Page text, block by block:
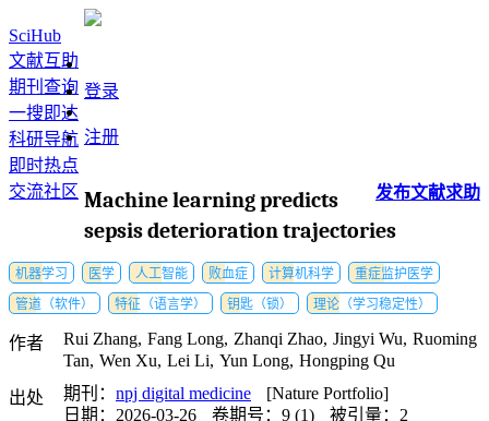
SciHub
文献互助
期刊查询
一搜即达
科研导航
即时热点
交流社区
登录
注册
发布文献求助
Machine learning predicts
sepsis deterioration trajectories
机器学习 医学 人工智能 败血症 计算机科学
重症监护医学
管道（软件）
特征（语言学） 钥匙（锁） 理论（学习稳定性）
作者 Rui Zhang, Fang Long, Zhanqi Zhao, Jingyi Wu, Ruoming
Tan, Wen Xu, Lei Li, Yun Long, Hongping Qu
出处
期刊： npj digital medicine
[Nature Portfolio]
日期：2026-03-26
卷期号：9 (1)
被引量：2